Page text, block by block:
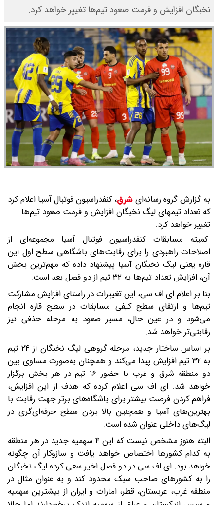
نخبگان افزایش و فرمت صعود تیم‌ها تغییر خواهد کرد.
به گزارش گروه رسانه‌ایشرق،کنفدراسیون فوتبال آسیا اعلام کرد
که تعداد تیمهای لیگ نخبگان افزایش و فرمت صعود تیم‌ها
تغییر خواهد کرد.
کمیته مسابقات کنفدراسیون فوتبال آسیا مجموعه‌ای از
اصلاحات راهبردی را برای رقابت‌های باشگاهی سطح اول این
قاره یعنی لیگ نخبگان آسیا پیشنهاد داده که مهم‌ترین بخش
آن، افزایش تعداد تیم‌ها به ۳۲ تیم از دو فصل بعد است.
بنا بر اعلام ای اف سی، این تغییرات در راستای افزایش مشارکت
تیم‌ها و ارتقای سطح کیفی مسابقات در سطح قاره انجام
می‌شود و در عین حال، مسیر صعود به مرحله حذفی نیز
رقابتی‌تر خواهد شد.
بر اساس ساختار جدید، مرحله گروهی لیگ نخبگان از ۲۴ تیم
به ۳۲ تیم افزایش پیدا می‌کند و همچنان به‌صورت مساوی بین
دو منطقه شرق و غرب با حضور ۱۶ تیم در هر بخش برگزار
خواهد شد. ای اف سی اعلام کرده که هدف از این افزایش،
فراهم کردن فرصت بیشتر برای باشگاه‌های برتر جهت رقابت با
بهترین‌های آسیا و همچنین بالا بردن سطح حرفه‌ای‌گری در
لیگ‌های داخلی عنوان شده است.
البته هنوز مشخص نیست که این ۴ سهمیه جدید در هر منطقه
به کدام کشورها اختصاص خواهد یافت و سازوکار آن چگونه
خواهد بود. ای اف سی در دو فصل اخیر سعی کرده لیگ نخبگان
را به کشورهای ‌صاحب سبک محدود کند و به عنوان مثال در
منطقه غرب، عربستان، قطر، امارات و ایران از بیشترین سهمیه